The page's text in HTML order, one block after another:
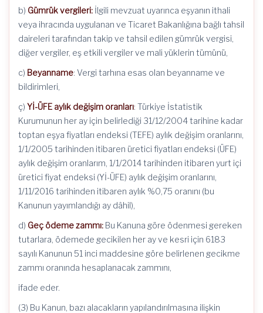
b) Gümrük vergileri: İlgili mevzuat uyarınca eşyanın ithali
veya ihracında uygulanan ve Ticaret Bakanlığına bağlı tahsil
daireleri tarafından takip ve tahsil edilen gümrük vergisi,
diğer vergiler, eş etkili vergiler ve mali yüklerin tümünü,
c) Beyanname: Vergi tarhına esas olan beyanname ve
bildirimleri,
ç) Yİ-ÜFE aylık değişim oranları: Türkiye İstatistik
Kurumunun her ay için belirlediği 31/12/2004 tarihine kadar
toptan eşya fiyatları endeksi (TEFE) aylık değişim oranlarını,
1/1/2005 tarihinden itibaren üretici fiyatları endeksi (ÜFE)
aylık değişim oranlarım, 1/1/2014 tarihinden itibaren yurt içi
üretici fiyat endeksi (Yİ-ÜFE) aylık değişim oranlarını,
1/11/2016 tarihinden itibaren aylık %0,75 oranını (bu
Kanunun yayımlandığı ay dâhil),
d) Geç ödeme zammı: Bu Kanuna göre ödenmesi gereken
tutarlara, ödemede gecikilen her ay ve kesri için 6183
sayılı Kanunun 51 inci maddesine göre belirlenen gecikme
zammı oranında hesaplanacak zammını,
ifade eder.
(3) Bu Kanun, bazı alacakların yapılandırılmasına ilişkin